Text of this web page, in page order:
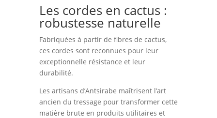
Les cordes en cactus :
robustesse naturelle
Fabriquées à partir de fibres de cactus,
ces cordes sont reconnues pour leur
exceptionnelle résistance et leur
durabilité.
Les artisans d’Antsirabe maîtrisent l’art
ancien du tressage pour transformer cette
matière brute en produits utilitaires et